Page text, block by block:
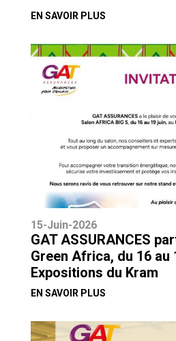
EN SAVOIR PLUS
15-Juin-2026
GAT ASSURANCES
Green Africa, du 16 au
Expositions du Kram
EN SAVOIR PLUS